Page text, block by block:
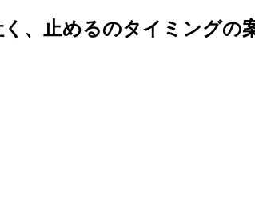
、止めるのタイミングの